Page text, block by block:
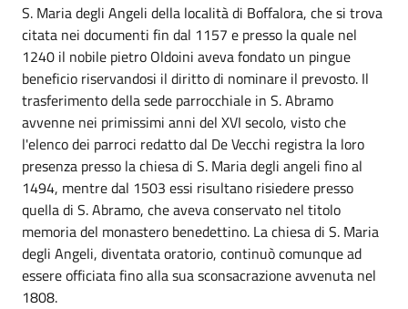
S. Maria degli Angeli della località di Boffalora, che si trova
citata nei documenti fin dal 1157 e presso la quale nel
1240 il nobile pietro Oldoini aveva fondato un pingue
beneficio riservandosi il diritto di nominare il prevosto. Il
trasferimento della sede parrocchiale in S. Abramo
avvenne nei primissimi anni del XVI secolo, visto che
l'elenco dei parroci redatto dal De Vecchi registra la loro
presenza presso la chiesa di S. Maria degli angeli fino al
1494, mentre dal 1503 essi risultano risiedere presso
quella di S. Abramo, che aveva conservato nel titolo
memoria del monastero benedettino. La chiesa di S. Maria
degli Angeli, diventata oratorio, continuò comunque ad
essere officiata fino alla sua sconsacrazione avvenuta nel
1808.